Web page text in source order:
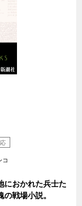
コ
におかれた兵士た
戦場小説。